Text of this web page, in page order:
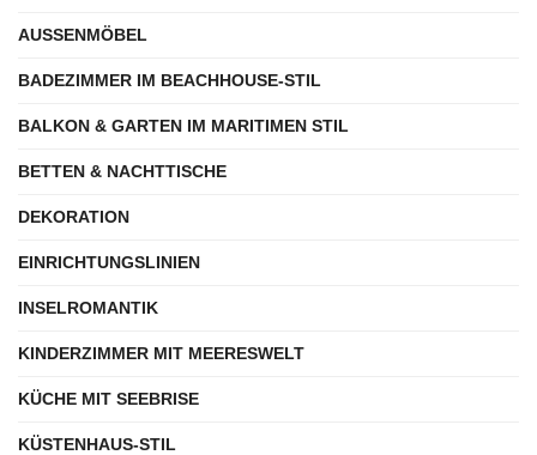
AUSSENMÖBEL
BADEZIMMER IM BEACHHOUSE-STIL
BALKON & GARTEN IM MARITIMEN STIL
BETTEN & NACHTTISCHE
DEKORATION
EINRICHTUNGSLINIEN
INSELROMANTIK
KINDERZIMMER MIT MEERESWELT
KÜCHE MIT SEEBRISE
KÜSTENHAUS-STIL